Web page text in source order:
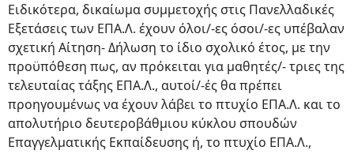
Ειδικότερα, δικαίωμα συμμετοχής στις Πανελλαδικές
Εξετάσεις των ΕΠΑ.Λ. έχουν όλοι/-ες όσοι/-ες υπέβαλαν
σχετική Αίτηση- Δήλωση το ίδιο σχολικό έτος, με την
προϋπόθεση πως, αν πρόκειται για μαθητές/- τριες της
τελευταίας τάξης ΕΠΑ.Λ., αυτοί/-ές θα πρέπει
προηγουμένως να έχουν λάβει το πτυχίο ΕΠΑ.Λ. και το
απολυτήριο δευτεροβάθμιου κύκλου σπουδών
Επαγγελματικής Εκπαίδευσης ή, το πτυχίο ΕΠΑ.Λ.,